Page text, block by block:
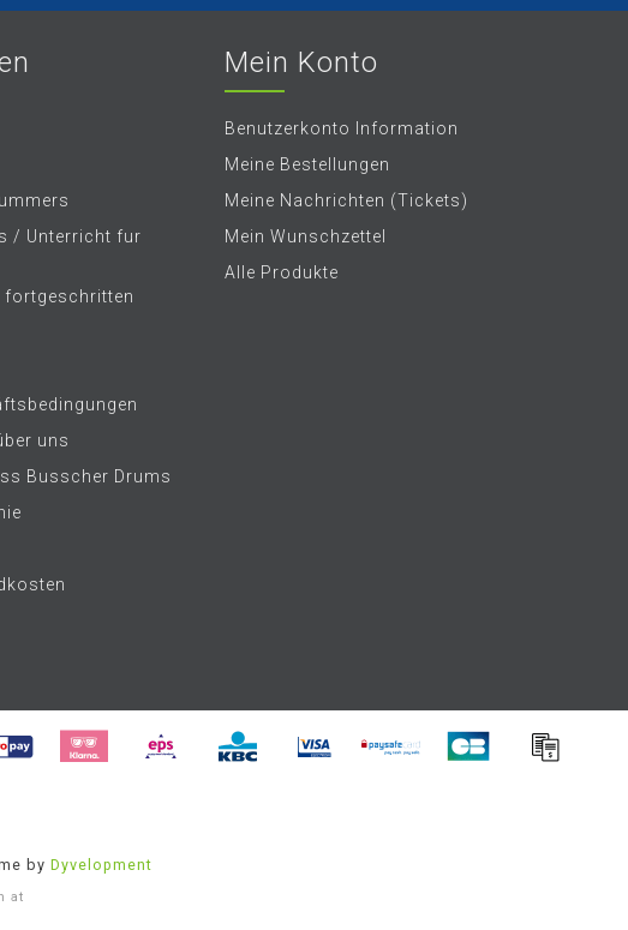
/ Unterricht fur
fortgeschritten
uns
Busscher Drums
Mein Konto
Benutzerkonto Information
Meine Bestellungen
Meine Nachrichten (Tickets)
Mein Wunschzettel
Alle Produkte
by Dyvelopment
at